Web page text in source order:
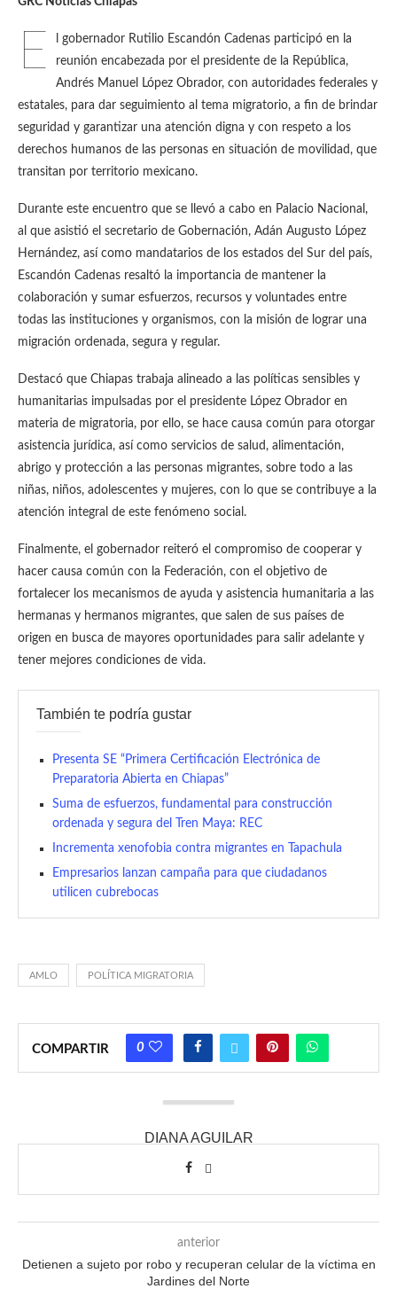
E
l gobernador Rutilio Escandón Cadenas participó en la
reunión encabezada por el presidente de la República,
Andrés Manuel López Obrador, con autoridades federales y
estatales, para dar seguimiento al tema migratorio, a fin de brindar
seguridad y garantizar una atención digna y con respeto a los
derechos humanos de las personas en situación de movilidad, que
transitan por territorio mexicano.
Durante este encuentro que se llevó a cabo en Palacio Nacional,
al que asistió el secretario de Gobernación, Adán Augusto López
Hernández, así como mandatarios de los estados del Sur del país,
Escandón Cadenas resaltó la importancia de mantener la
colaboración y sumar esfuerzos, recursos y voluntades entre
todas las instituciones y organismos, con la misión de lograr una
migración ordenada, segura y regular.
Destacó que Chiapas trabaja alineado a las políticas sensibles y
humanitarias impulsadas por el presidente López Obrador en
materia de migratoria, por ello, se hace causa común para otorgar
asistencia jurídica, así como servicios de salud, alimentación,
abrigo y protección a las personas migrantes, sobre todo a las
niñas, niños, adolescentes y mujeres, con lo que se contribuye a la
atención integral de este fenómeno social.
Finalmente, el gobernador reiteró el compromiso de cooperar y
hacer causa común con la Federación, con el objetivo de
fortalecer los mecanismos de ayuda y asistencia humanitaria a las
hermanas y hermanos migrantes, que salen de sus países de
origen en busca de mayores oportunidades para salir adelante y
tener mejores condiciones de vida.
También te podría gustar
Presenta SE “Primera Certificación Electrónica de
Preparatoria Abierta en Chiapas”
Suma de esfuerzos, fundamental para construcción
ordenada y segura del Tren Maya: REC
Incrementa xenofobia contra migrantes en Tapachula
Empresarios lanzan campaña para que ciudadanos
utilicen cubrebocas
AMLO POLÍTICA MIGRATORIA
COMPARTIR 0
DIANA AGUILAR
anterior
Detienen a sujeto por robo y recuperan celular de la víctima en
Jardines del Norte